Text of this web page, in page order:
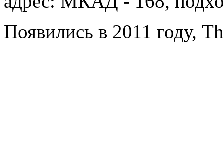
Появились в 2011 году,